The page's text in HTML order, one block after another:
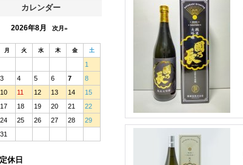
カレンダー
2026年8月 次月»
月 火 水 木 金 土
1
3 4 5 6 7
8
10 11 12 13 14
15
17 18 19 20 21
22
24 25 26 27 28
29
31
定休日